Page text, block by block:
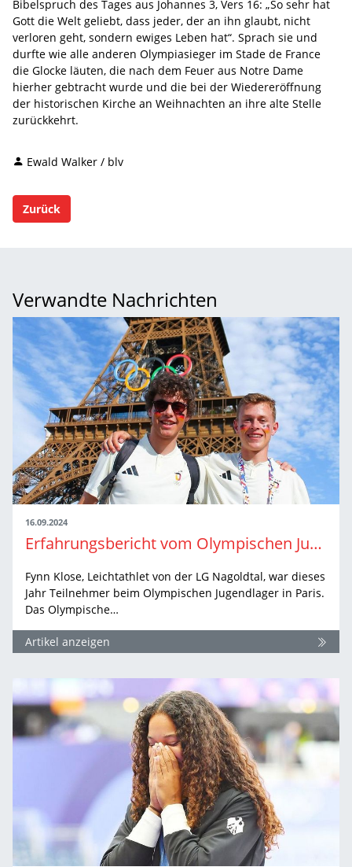
Bibelspruch des Tages aus Johannes 3, Vers 16: „So sehr hat
Gott die Welt geliebt, dass jeder, der an ihn glaubt, nicht
verloren geht, sondern ewiges Leben hat“. Sprach sie und
durfte wie alle anderen Olympiasieger im Stade de France
die Glocke läuten, die nach dem Feuer aus Notre Dame
hierher gebtracht wurde und die bei der Wiedereröffnung
der historischen Kirche an Weihnachten an ihre alte Stelle
zurückkehrt.
Ewald Walker / blv
Zurück
Verwandte Nachrichten
16.09.2024
Erfahrungsbericht vom Olympischen Jugendlager
Fynn Klose, Leichtathlet von der LG Nagoldtal, war dieses
Jahr Teilnehmer beim Olympischen Jugendlager in Paris.
Das Olympische…
Artikel anzeigen